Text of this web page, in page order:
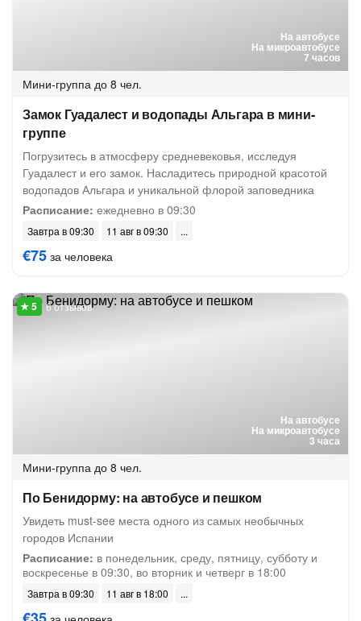
На автобусе
На микроавтобусе
7 часов
Мини-группа до 8 чел.
Замок Гуадалест и водопады Альгара в мини-
группе
Погрузитесь в атмосферу средневековья, исследуя
Гуадалест и его замок. Насладитесь природной красотой
водопадов Альгара и уникальной флорой заповедника
Расписание: ежедневно в 09:30
Завтра в 09:30 11 авг в 09:30
€75 за человека
На автобусе
На микроавтобусе
3 часа
6 отзывов
Мини-группа до 8 чел.
По Бенидорму: на автобусе и пешком
Увидеть must-see места одного из самых необычных
городов Испании
Расписание: в понедельник, среду, пятницу, субботу и
воскресенье в 09:30, во вторник и четверг в 18:00
Завтра в 09:30 11 авг в 18:00